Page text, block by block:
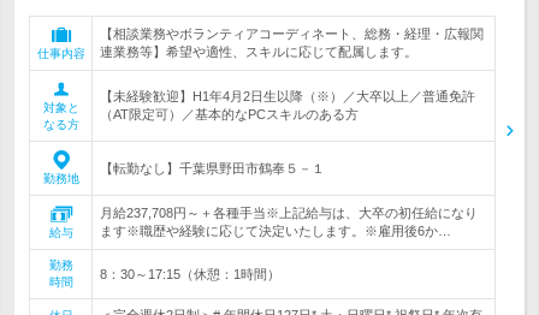
仕事内容
【相談業務やボランティアコーディネート、総務・経理・広報関
連業務等】希望や適性、スキルに応じて配属します。
対象と
なる方
【未経験歓迎】H1年4月2日生以降（※）／大卒以上／普通免許
（AT限定可）／基本的なPCスキルのある方
勤務地
【転勤なし】千葉県野田市鶴奉５－１
給与
月給237,708円～＋各種手当※上記給与は、大卒の初任給になり
ます※職歴や経験に応じて決定いたします。※雇用後6か…
勤務
時間
8：30～17:15（休憩：1時間）